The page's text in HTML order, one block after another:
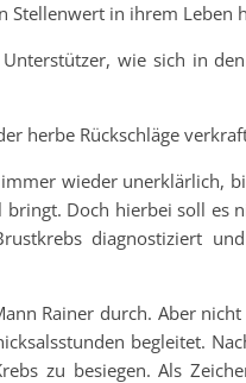
Stellenwert in ihrem Leben
wie sich in
herbe Rückschläge
wieder unerklärlich,
bringt. Doch hierbei soll es
diagnostiziert
Rainer durch. Aber
begleitet.
zu besiegen. Als